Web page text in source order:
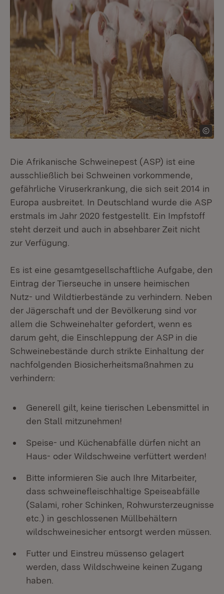
Die Afrikanische Schweinepest (ASP) ist eine
ausschließlich bei Schweinen vorkommende,
gefährliche Viruserkrankung, die sich seit 2014 in
Europa ausbreitet. In Deutschland wurde die ASP
erstmals im Jahr 2020 festgestellt. Ein Impfstoff
steht derzeit und auch in absehbarer Zeit nicht
zur Verfügung.
Es ist eine gesamtgesellschaftliche Aufgabe, den
Eintrag der Tierseuche in unsere heimischen
Nutz- und Wildtierbestände zu verhindern. Neben
der Jägerschaft und der Bevölkerung sind vor
allem die Schweinehalter gefordert, wenn es
darum geht, die Einschleppung der ASP in die
Schweinebestände durch strikte Einhaltung der
nachfolgenden Biosicherheitsmaßnahmen zu
verhindern:
Generell gilt, keine tierischen Lebensmittel in
den Stall mitzunehmen!
Speise- und Küchenabfälle dürfen nicht an
Haus- oder Wildschweine verfüttert werden!
Bitte informieren Sie auch Ihre Mitarbeiter,
dass schweinefleischhaltige Speiseabfälle
(Salami, roher Schinken, Rohwursterzeugnisse
etc.) in geschlossenen Müllbehältern
wildschweinesicher entsorgt werden müssen.
Futter und Einstreu müssenso gelagert
werden, dass Wildschweine keinen Zugang
haben.